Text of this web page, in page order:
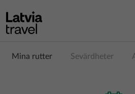
Mina rutter Sevärdheter